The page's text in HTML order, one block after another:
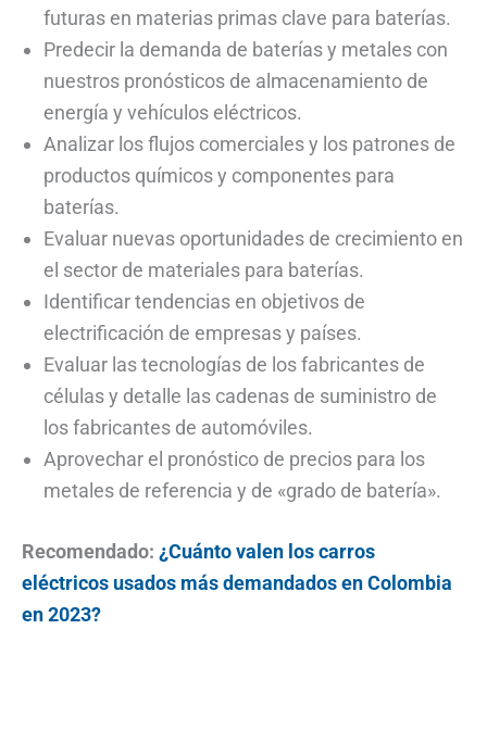
futuras en materias primas clave para baterías.
Predecir la demanda de baterías y metales con
nuestros pronósticos de almacenamiento de
energía y vehículos eléctricos.
Analizar los flujos comerciales y los patrones de
productos químicos y componentes para
baterías.
Evaluar nuevas oportunidades de crecimiento en
el sector de materiales para baterías.
Identificar tendencias en objetivos de
electrificación de empresas y países.
Evaluar las tecnologías de los fabricantes de
células y detalle las cadenas de suministro de
los fabricantes de automóviles.
Aprovechar el pronóstico de precios para los
metales de referencia y de «grado de batería».
Recomendado: ¿Cuánto valen los carros
eléctricos usados más demandados en Colombia
en 2023?